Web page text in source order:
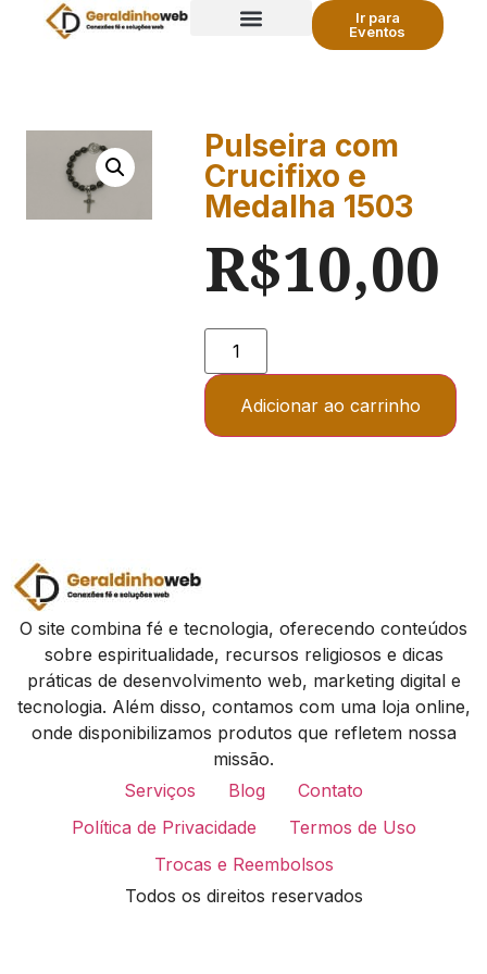
Ir para
Eventos
Pulseira com
Crucifixo e
Medalha 1503
R$10,00
Adicionar ao carrinho
O site combina fé e tecnologia, oferecendo conteúdos
sobre espiritualidade, recursos religiosos e dicas
práticas de desenvolvimento web, marketing digital e
tecnologia. Além disso, contamos com uma loja online,
onde disponibilizamos produtos que refletem nossa
missão.
Serviços
Blog
Contato
Política de Privacidade
Termos de Uso
Trocas e Reembolsos
Todos os direitos reservados